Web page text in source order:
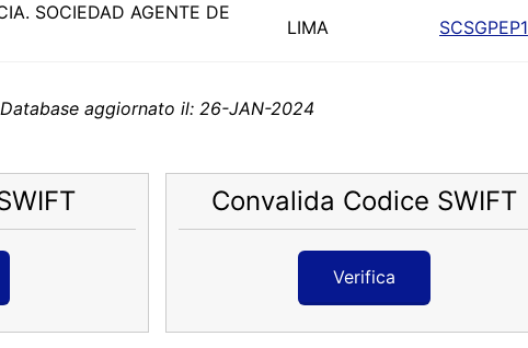
SOCIEDAD AGENTE DE
LIMA SCSGPEP1
Database aggiornato il: 26-JAN-2024
Convalida Codice SWIFT
Verifica